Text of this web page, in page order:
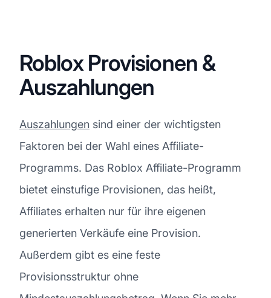
Roblox Provisionen &
Auszahlungen
Auszahlungen sind einer der wichtigsten
Faktoren bei der Wahl eines Affiliate-
Programms. Das Roblox Affiliate-Programm
bietet einstufige Provisionen, das heißt,
Affiliates erhalten nur für ihre eigenen
generierten Verkäufe eine Provision.
Außerdem gibt es eine feste
Provisionsstruktur ohne